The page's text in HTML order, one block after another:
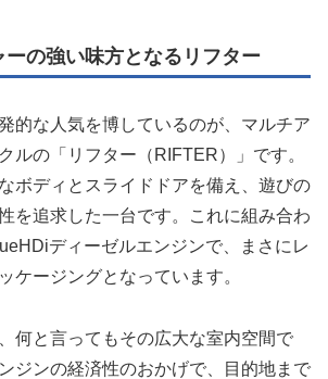
の強い味方となるリフター
的な人気を博しているのが、マルチア
ルの「リフター（RIFTER）」です。
ボディとスライドドアを備え、遊びの
を追求した一台です。これに組み合わ
ディーゼルエンジンで、まさにレ
ケージングとなっています。
何と言ってもその広大な室内空間で
ジンの経済性のおかげで、目的地まで